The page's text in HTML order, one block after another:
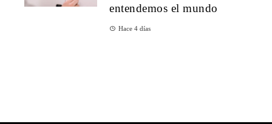
entendemos el mundo
Hace 4 días